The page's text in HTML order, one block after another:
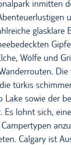
inmitten
glasklare
Wölfe und
Die
türkis
Lake sowie der
Es lohnt sich,
Calgary ist